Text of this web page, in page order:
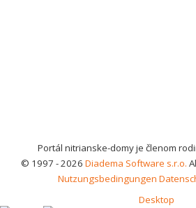
Portál nitrianske-domy je členom
© 1997 - 2026 Diadema Software s.r.o.
Nutzungsbedingungen
Desktop